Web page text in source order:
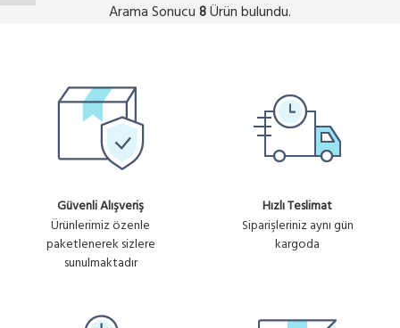
Arama Sonucu 8Ürün bulundu.
Güvenli Alışveriş
Ürünlerimiz özenle
paketlenerek sizlere
sunulmaktadır
Hızlı Teslimat
Siparişleriniz aynı gün
kargoda